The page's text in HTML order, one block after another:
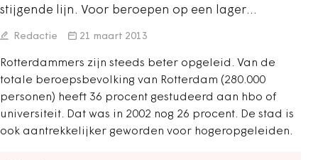
stijgende lijn. Voor beroepen op een lager…
Redactie 21 maart 2013
Rotterdammers zijn steeds beter opgeleid. Van de
totale beroepsbevolking van Rotterdam (280.000
personen) heeft 36 procent gestudeerd aan hbo of
universiteit. Dat was in 2002 nog 26 procent. De stad is
ook aantrekkelijker geworden voor hogeropgeleiden.